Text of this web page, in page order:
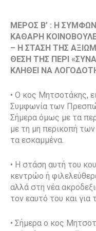
ΜΕΡΟΣ Β’ : Η
ΚΑΘΑΡΗ
– Η ΣΤΑΣΗ ΤΗΣ
ΘΕΣΗ ΤΗΣ ΠΕΡΙ
ΚΛΗΘΕΙ ΝΑ
• O κος Μητσοτάκης,
Συμφωνία των
Σήμερα όμως με τα
με τη μη περικοπή
τα εσκαμμένα.
• Η στάση αυτή του
κεντρώο ή
αλλά στη νέα
τον εαυτό του και για
• Σήμερα ο κος